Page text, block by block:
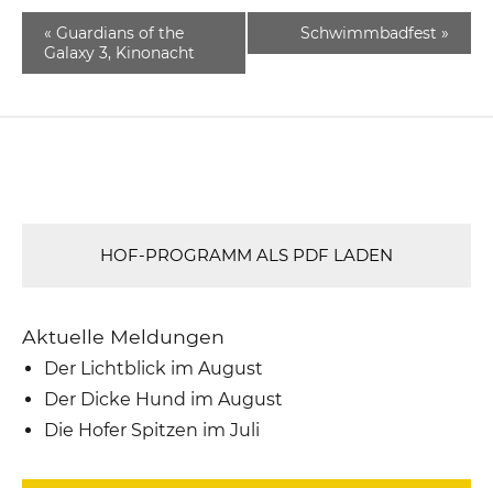
« Guardians of the
Galaxy 3, Kinonacht
Schwimmbadfest »
HOF-PROGRAMM ALS PDF LADEN
Aktuelle Meldungen
Der Lichtblick im August
Der Dicke Hund im August
Die Hofer Spitzen im Juli